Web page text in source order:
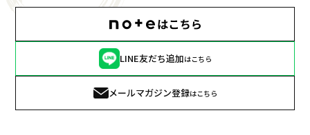
LINE友だち追加はこちら
メールマガジン登録はこちら